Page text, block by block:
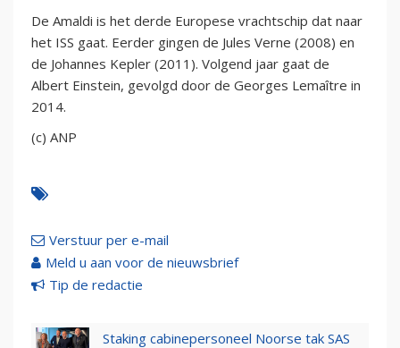
De Amaldi is het derde Europese vrachtschip dat naar
het ISS gaat. Eerder gingen de Jules Verne (2008) en
de Johannes Kepler (2011). Volgend jaar gaat de
Albert Einstein, gevolgd door de Georges Lemaître in
2014.
(c) ANP
Verstuur per e-mail
Meld u aan voor de nieuwsbrief
Tip de redactie
Staking cabinepersoneel Noorse tak SAS